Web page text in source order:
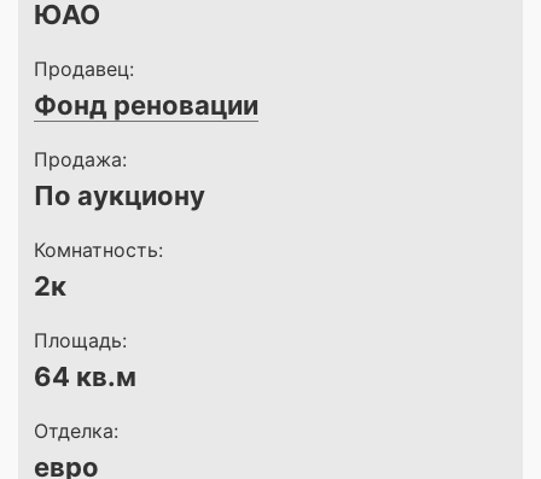
ЮАО
Продавец:
Фонд реновации
Продажа:
По аукциону
Комнатность:
2к
Площадь:
64 кв.м
Отделка:
евро